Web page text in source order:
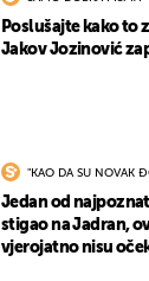
Poslušajte kako to
Jakov Jozinović
"KAO DA SU NOVAK
Jedan od
stigao na Jadran,
vjerojatno nisu